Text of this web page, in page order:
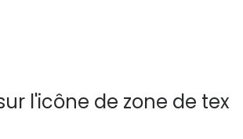
l'icône de zone de tex